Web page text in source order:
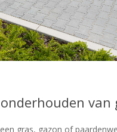
van
gras, gazon of